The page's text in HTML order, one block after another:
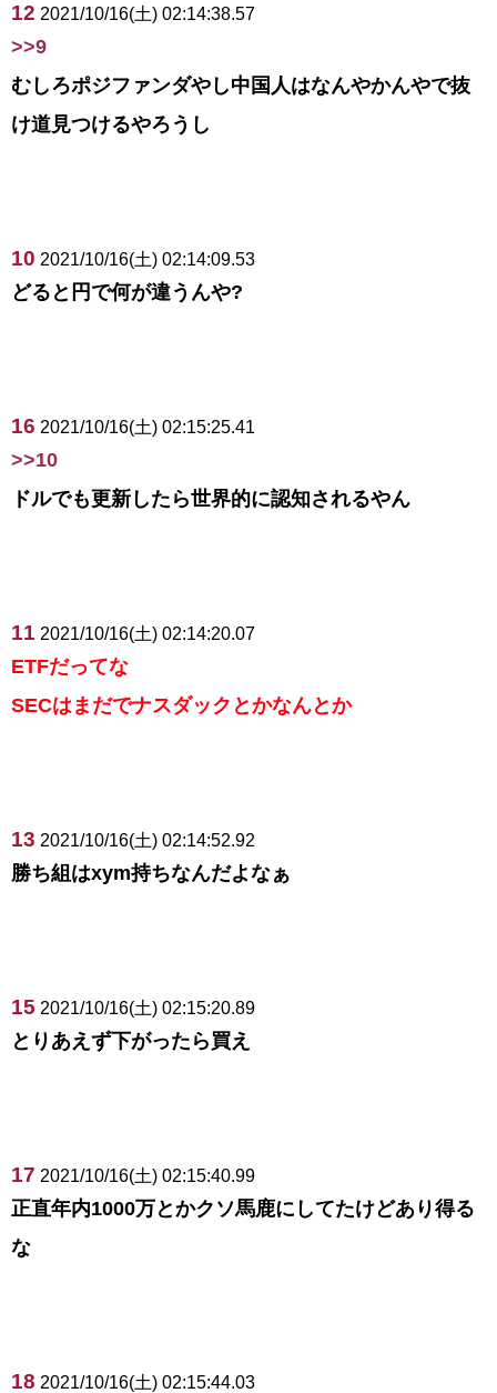
12 2021/10/16(土) 02:14:38.57
>>9
むしろポジファンダやし中国人はなんやかんやで抜
け道見つけるやろうし
10 2021/10/16(土) 02:14:09.53
どると円で何が違うんや?
16 2021/10/16(土) 02:15:25.41
>>10
ドルでも更新したら世界的に認知されるやん
11 2021/10/16(土) 02:14:20.07
ETFだってな
SECはまだでナスダックとかなんとか
13 2021/10/16(土) 02:14:52.92
勝ち組はxym持ちなんだよなぁ
15 2021/10/16(土) 02:15:20.89
とりあえず下がったら買え
17 2021/10/16(土) 02:15:40.99
正直年内1000万とかクソ馬鹿にしてたけどあり得る
な
18 2021/10/16(土) 02:15:44.03